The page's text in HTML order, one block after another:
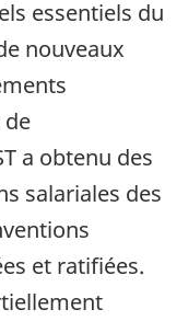
essentiels du
nouveaux
de
a obtenu des
salariales des
et ratifiées.